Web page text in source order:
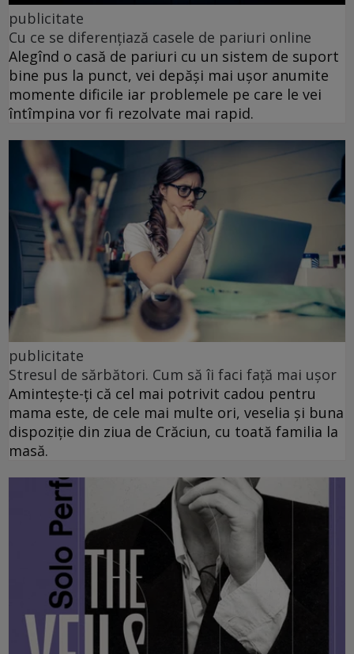
publicitate
Cu ce se diferențiază casele de pariuri online
Alegînd o casă de pariuri cu un sistem de suport
bine pus la punct, vei depăși mai ușor anumite
momente dificile iar problemele pe care le vei
întîmpina vor fi rezolvate mai rapid.
publicitate
Stresul de sărbători. Cum să îi faci față mai ușor
Amintește-ți că cel mai potrivit cadou pentru
mama este, de cele mai multe ori, veselia și buna
dispoziție din ziua de Crăciun, cu toată familia la
masă.